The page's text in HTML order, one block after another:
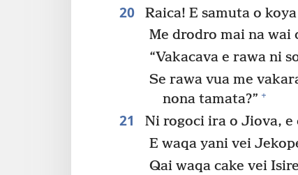
20
Raica! E samuta o
Me drodro mai na wai
“Vakacava e rawa ni
Se rawa vua me
nona tamata?” +
21 Ni rogoci ira o Jiova, e
E waqa yani vei
Qai waqa cake vei